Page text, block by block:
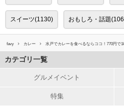
スイーツ(1130) おもしろ・話題
favy カレー 水戸でカレーを食べるならココ！770円で
カテゴリ一覧
グルメイベント
特集